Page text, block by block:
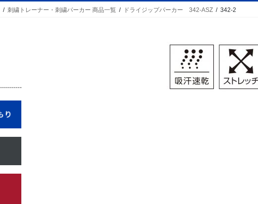
刺繍トレーナー・刺繍パーカー 商品一覧 ドライジップパーカー 342-ASZ 342-2